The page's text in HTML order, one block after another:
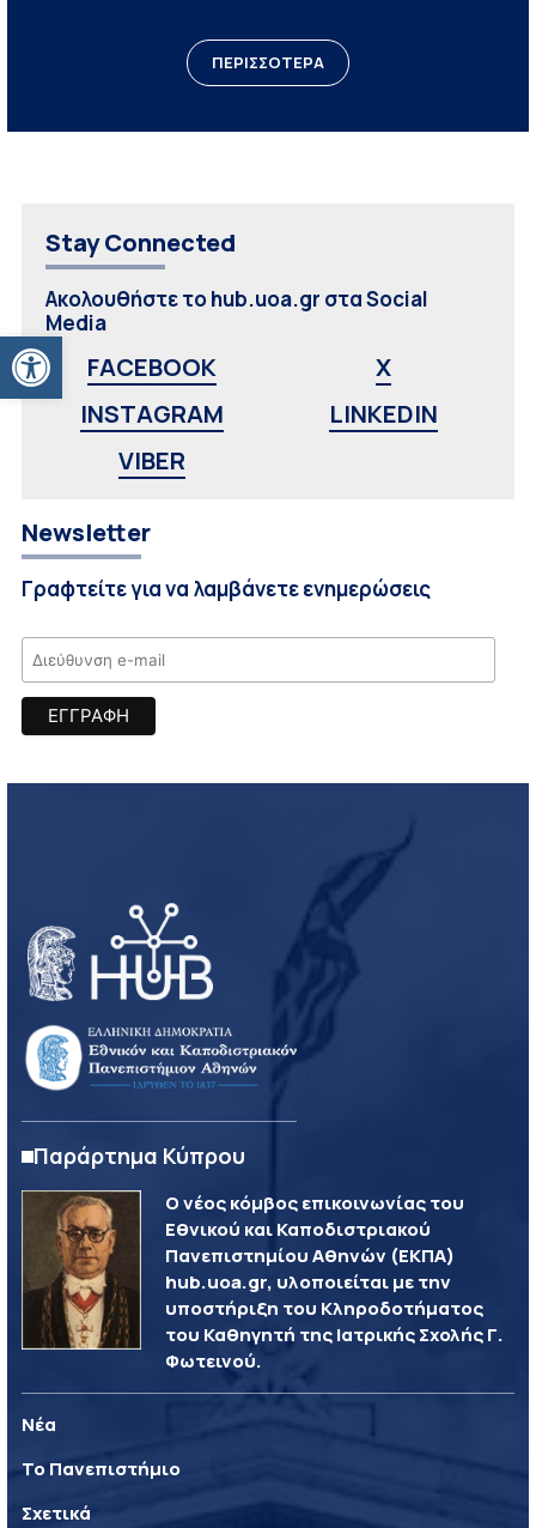
Ανοίξτε τη γραμμή εργαλείων
ΠΕΡΙΣΣΟΤΕΡΑ
Stay Connected
Ακολουθήστε το hub.uoa.gr στα Social
Media
FACEBOOK
X
INSTAGRAM
LINKEDIN
VIBER
Newsletter
Γραφτείτε για να λαμβάνετε ενημερώσεις
Παράρτημα Κύπρου
Ο νέος κόμβος επικοινωνίας του
Εθνικού και Καποδιστριακού
Πανεπιστημίου Αθηνών (ΕΚΠΑ)
hub.uoa.gr, υλοποιείται με την
υποστήριξη του Κληροδοτήματος
του Καθηγητή της Ιατρικής Σχολής Γ.
Φωτεινού.
Νέα
Το Πανεπιστήμιο
Σχετικά